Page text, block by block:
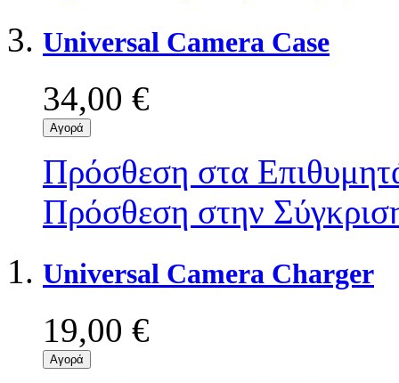
Universal Camera Case
34,00 €
Αγορά
Πρόσθεση στα
Πρόσθεση στην
Universal Camera Charger
19,00 €
Αγορά